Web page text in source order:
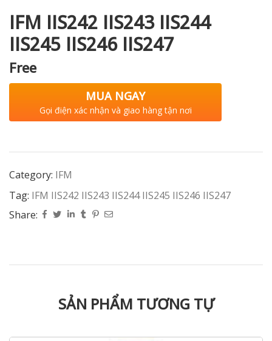
IFM IIS242 IIS243 IIS244
IIS245 IIS246 IIS247
Free
MUA NGAY
Gọi điện xác nhận và giao hàng tận nơi
Category: IFM
Tag: IFM IIS242 IIS243 IIS244 IIS245 IIS246 IIS247
Share:
SẢN PHẨM TƯƠNG TỰ